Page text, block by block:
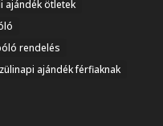
ajándék ötletek
rendelés
ajándék férfiaknak